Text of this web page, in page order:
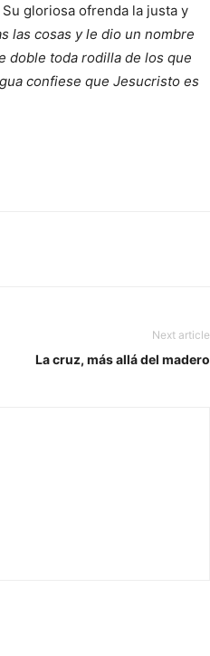
gloriosa ofrenda la justa y
las cosas y le dio un nombre
doble toda rodilla de los que
confiese que Jesucristo es
Next article
La cruz, más allá del madero